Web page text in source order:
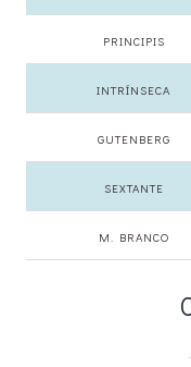
PRINCIPIS
INTRÍNSECA
GUTENBERG
SEXTANTE
M. BRANCO